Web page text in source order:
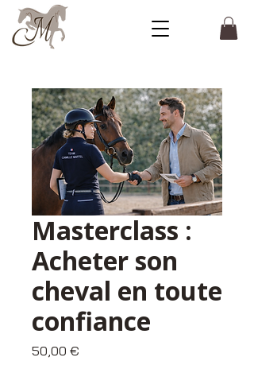
Masterclass :
Acheter son
cheval en toute
confiance
50,00 €